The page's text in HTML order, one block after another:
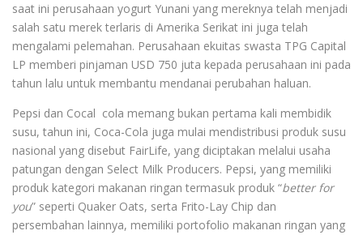
saat ini perusahaan yogurt Yunani yang mereknya telah menjadi
salah satu merek terlaris di Amerika Serikat ini juga telah
mengalami pelemahan. Perusahaan ekuitas swasta TPG Capital
LP memberi pinjaman USD 750 juta kepada perusahaan ini pada
tahun lalu untuk membantu mendanai perubahan haluan.
Pepsi dan Cocal cola memang bukan pertama kali membidik
susu, tahun ini, Coca-Cola juga mulai mendistribusi produk susu
nasional yang disebut FairLife, yang diciptakan melalui usaha
patungan dengan Select Milk Producers. Pepsi, yang memiliki
produk kategori makanan ringan termasuk produk “better for
you” seperti Quaker Oats, serta Frito-Lay Chip dan
persembahan lainnya, memiliki portofolio makanan ringan yang